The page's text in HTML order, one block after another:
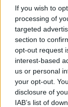
If you wish to
processing of
targeted
section to
opt-out request
interest-based
us or personal
your opt-out.
disclosure of
IAB’s list of
Continua